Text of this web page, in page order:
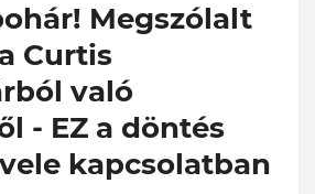
Megszólalt
Curtis
való
- EZ a döntés
kapcsolatban